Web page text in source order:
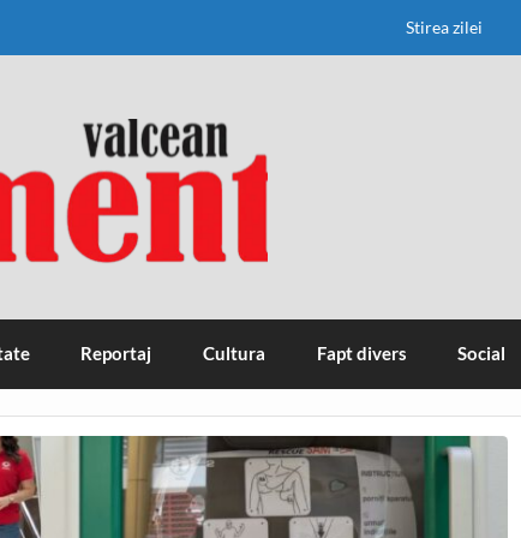
Stirea zilei
Reportaj Cultura Fapt divers Social